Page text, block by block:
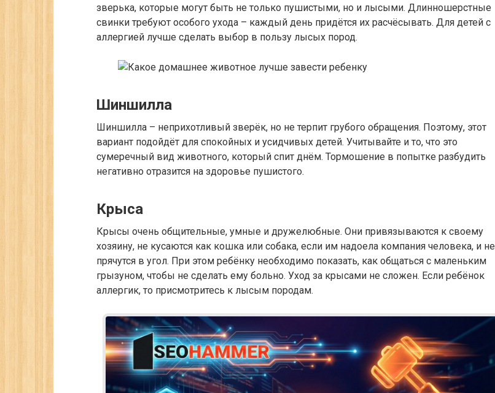
зверька, которые могут быть не только пушистыми, но и лысыми. Длинношерстные
свинки требуют особого ухода – каждый день придётся их расчёсывать. Для детей с
аллергией лучше сделать выбор в пользу лысых пород.
Шиншилла
Шиншилла – неприхотливый зверёк, но не терпит грубого обращения. Поэтому, этот
вариант подойдёт для спокойных и усидчивых детей. Учитывайте и то, что это
сумеречный вид животного, который спит днём. Тормошение в попытке разбудить
негативно отразится на здоровье пушистого.
Крыса
Крысы очень общительные, умные и дружелюбные. Они привязываются к своему
хозяину, не кусаются как кошка или собака, если им надоела компания человека, и не
прячутся в угол. При этом ребёнку необходимо показать, как общаться с маленьким
грызуном, чтобы не сделать ему больно. Уход за крысами не сложен. Если ребёнок
аллергик, то присмотритесь к лысым породам.